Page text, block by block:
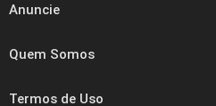
Anuncie
Quem Somos
Termos de Uso